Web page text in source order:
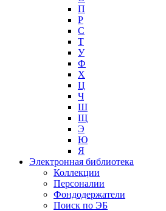
П
Р
С
Т
У
Ф
Х
Ц
Ч
Ш
Щ
Э
Ю
Я
Электронная библиотека
Коллекции
Персоналии
Фондодержатели
Поиск по ЭБ